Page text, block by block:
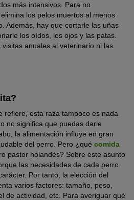
más intensivos. Para no
los pelos muertos al menos
Además, hay que cortarle las uñas
los oídos, los ojos y las patas.
anuales al veterinario ni las
refiere, esta raza tampoco es nada
no significa que puedas darle
la alimentación influye en gran
del perro. Pero ¿qué comida
pastor holandés? Sobre este asunto
las necesidades de cada perro
Por tanto, la elección del
varios factores: tamaño, peso,
de actividad, etc. Para averiguar qué